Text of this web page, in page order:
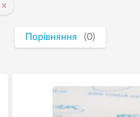
Порівняння (0)